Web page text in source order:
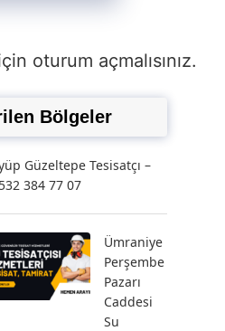
oturum açmalısınız.
Bölgeler
Güzeltepe Tesisatçı –
384 77 07
Ümraniye
Perşembe
Pazarı
Caddesi
Su